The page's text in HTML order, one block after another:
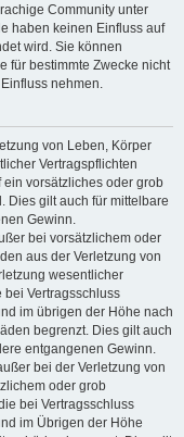
Community unter
haben keinen Einfluss auf
wird. Sie können
für bestimmte Zwecke nicht
nehmen.
von Leben, Körper
Vertragspflichten
vorsätzliches oder grob
Dies gilt auch für mittelbare
Gewinn.
bei vorsätzlichem oder
aus der Verletzung von
wesentlicher
bei Vertragsschluss
im übrigen der Höhe nach
begrenzt. Dies gilt auch
entgangenen Gewinn.
bei der Verletzung von
oder grob
bei Vertragsschluss
im Übrigen der Höhe